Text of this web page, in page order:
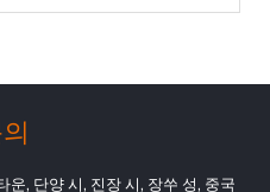
, 단양 시, 진장 시, 장쑤 성, 중국